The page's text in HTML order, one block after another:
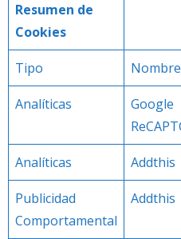
Resumen de
Cookies
Tipo Nombre
Analíticas
Google
Analíticas Addthis
Publicidad
Comportamental
Addthis